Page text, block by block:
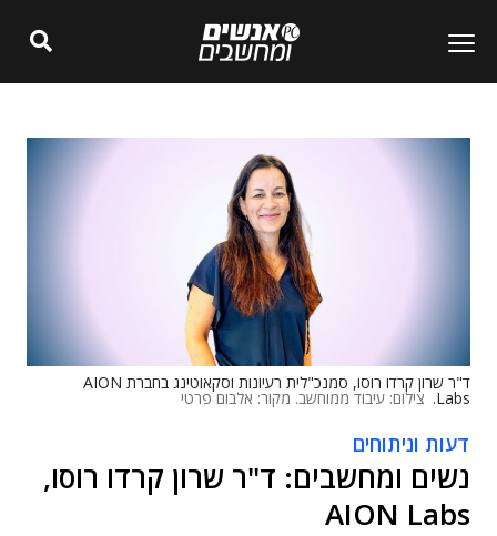
ד"ר שרון קרדו רוסו, סמנכ"לית רעיונות וסקאוטינג בחברת AION
Labs. צילום: עיבוד ממוחשב. מקור: אלבום פרטי
דעות וניתוחים
נשים ומחשבים: ד"ר שרון קרדו רוסו,
AION Labs